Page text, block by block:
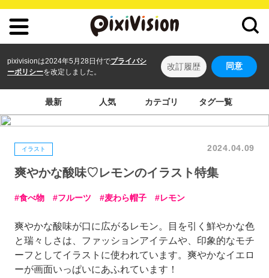
pixivisionは2024年5月28日付でプライバシ
ーポリシーを改定しました。
改訂履歴 同意
最新 人気 カテゴリ タグ一覧
イラスト 2024.04.09
爽やかな酸味♡レモンのイラスト特集
食べ物 フルーツ 麦わら帽子 レモン
爽やかな酸味が口に広がるレモン。目を引く鮮やかな色
と瑞々しさは、ファッションアイテムや、印象的なモチ
ーフとしてイラストに使われています。爽やかなイエロ
ーが画面いっぱいにあふれています！